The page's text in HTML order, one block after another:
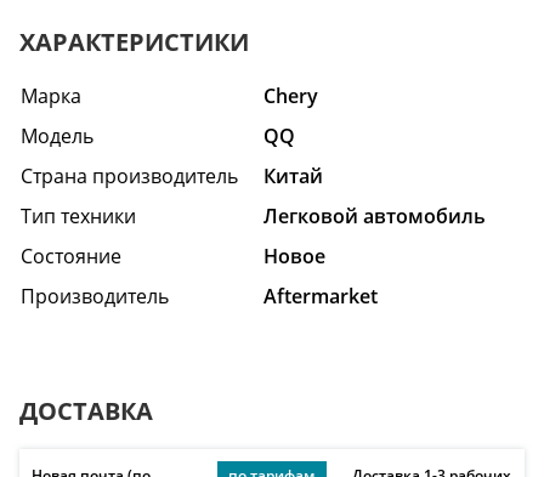
ХАРАКТЕРИСТИКИ
Марка
Chery
Модель
QQ
Страна производитель
Китай
Тип техники
Легковой автомобиль
Состояние
Hовое
Производитель
Aftermarket
ДОСТАВКА